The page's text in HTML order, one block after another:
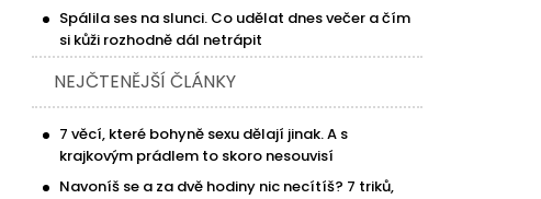
Spálila ses na slunci. Co udělat dnes večer a čím
si kůži rozhodně dál netrápit
NEJČTENĚJŠÍ ČLÁNKY
7 věcí, které bohyně sexu dělají jinak. A s
krajkovým prádlem to skoro nesouvisí
Navoníš se a za dvě hodiny nic necítíš? 7 triků,